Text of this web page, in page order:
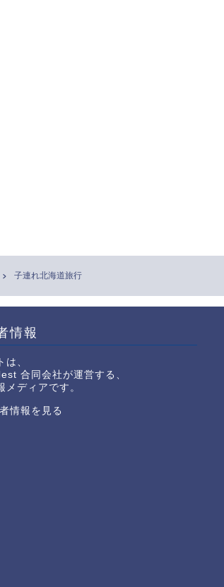
子連れ北海道旅行
情報
は、
合同会社が運営する、
メディアです。
情報を見る